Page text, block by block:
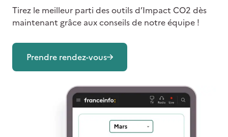
Tirez le meilleur parti des outils d’Impact CO2 dès
maintenant grâce aux conseils de notre équipe !
Prendre rendez-vous